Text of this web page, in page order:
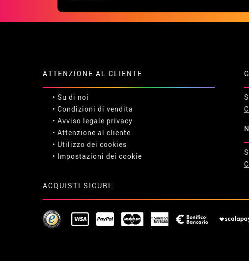
ATTENZIONE AL CLIENTE
• Su di noi
• Condizioni di vendita
• Avviso legale privacy
• Attenzione al cliente
• Utilizzo dei cookies
• Impostazioni dei cookie
ACQUISTI SICURI: